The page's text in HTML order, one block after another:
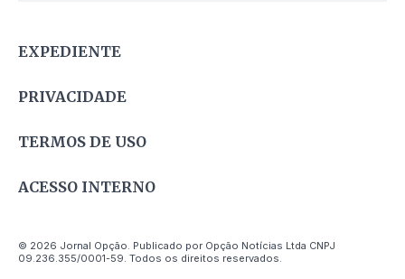
EXPEDIENTE
PRIVACIDADE
TERMOS DE USO
ACESSO INTERNO
© 2026 Jornal Opção. Publicado por Opção Notícias Ltda CNPJ
09.236.355/0001-59. Todos os direitos reservados.